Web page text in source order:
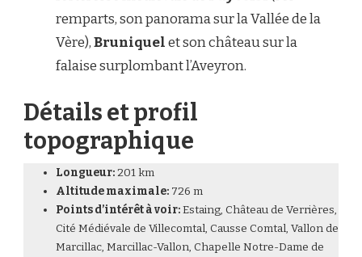
remparts, son panorama sur la Vallée de la
Vère),Bruniquelet son château sur la
falaise surplombant l’Aveyron.
Détails et profil
topographique
Longueur:201 km
Altitude maximale: 726 m
Points d’intérêt à voir:Estaing, Château de Verrières,
Cité Médiévale de Villecomtal, Causse Comtal, Vallon de
Marcillac, Marcillac-Vallon, Chapelle Notre-Dame de